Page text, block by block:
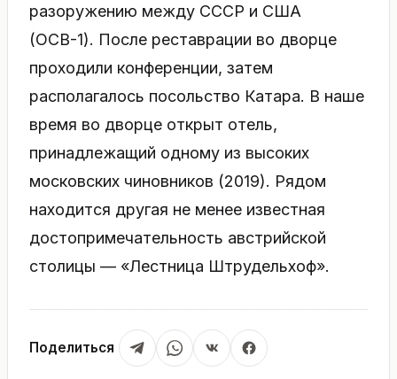
разоружению между СССР и США
(ОСВ-1). После реставрации во дворце
проходили конференции, затем
располагалось посольство Катара. В наше
время во дворце открыт отель,
принадлежащий одному из высоких
московских чиновников (2019). Рядом
находится другая не менее известная
достопримечательность австрийской
столицы — «Лестница Штрудельхоф».
Поделиться